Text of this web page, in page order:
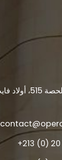
+213 (0)